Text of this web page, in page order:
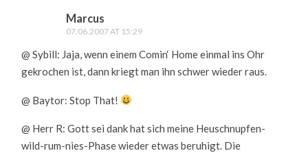
Marcus
07.06.2007 AT 15:29
@ Sybill: Jaja, wenn einem Comin‘ Home einmal ins Ohr
gekrochen ist, dann kriegt man ihn schwer wieder raus.
@ Baytor: Stop That!
@ Herr R: Gott sei dank hat sich meine Heuschnupfen-
wild-rum-nies-Phase wieder etwas beruhigt. Die